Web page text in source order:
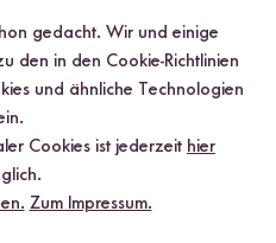
Anmeldung zum Newsletter
gedacht. Wir und einige
den in den Cookie-Richtlinien
und ähnliche Technologien
Cookies ist jederzeit hier
Zum Impressum.